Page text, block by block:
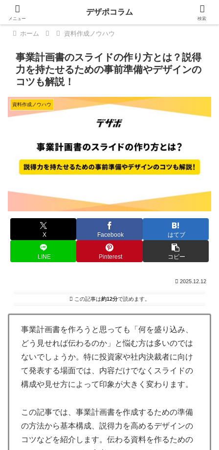
ホーム 資料作成ノウハウ
事業計画書のスライドの作り方とは？説得
力を持たせるための事前準備やデザインの
コツも解説！
資料作成ノウハウ
X Facebook はてブ
LINE Pinterest コピー
2025.12.12
この記事は約12分で読めます。
事業計画書を作ろうと思っても「何を盛り込み、
どう見せれば伝わるのか」と悩む方は多いのでは
ないでしょうか。特に投資家や社内決裁者に向け
て発表する場面では、内容だけでなくスライドの
構成や見せ方によって印象が大きく変わります。
この記事では、事業計画書を作成するための準備
の方法から基本構成、説得力を高めるデザインの
コツなどを紹介します。伝わる資料を作るための
メニュー
デザポコラム
検索